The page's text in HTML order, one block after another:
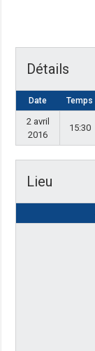
Détails
Date Temps
2 avril
2016
15:30
Lieu